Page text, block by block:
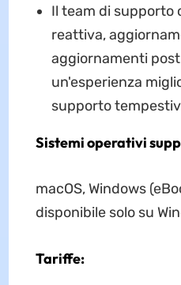
Il team di supporto
reattiva,
aggiornamenti
un'esperienza
supporto
Sistemi operativi
macOS, Windows
disponibile solo su
Tariffe: